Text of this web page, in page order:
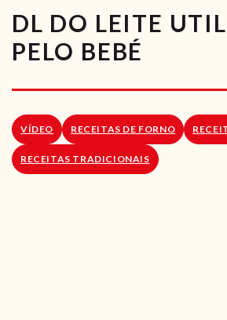
VÍDEOS
RECEITAS
LOJA
DL DO LEITE
PELO BEBÉ
VÍDEO RECEITAS DE FORNO
RECEITAS TRADICIONAIS